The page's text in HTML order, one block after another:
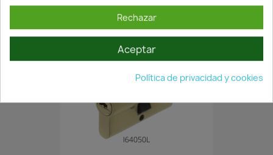
18,29 €12,80 €
Rechazar
Aceptar
Política de privacidad y cookies